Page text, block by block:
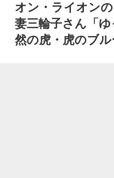
オン・ライオン
妻三輪子さん「
然の虎・虎のブル